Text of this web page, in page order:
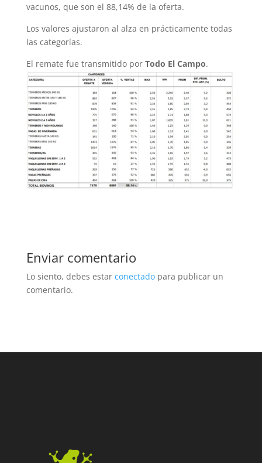
vacunos, que son el 88,14% de la oferta.
Los valores ajustaron al alza en prácticamente todas
las categorías.
El remate fue transmitido por Todo El Campo.
Enviar comentario
Lo siento, debes estar conectadopara publicar un
comentario.